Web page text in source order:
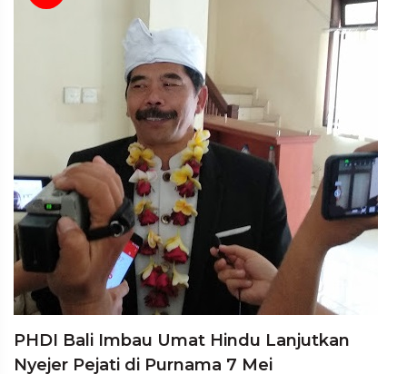
PHDI Bali Imbau Umat Hindu Lanjutkan
Nyejer Pejati di Purnama 7 Mei